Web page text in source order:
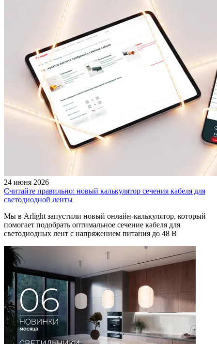
24 июня 2026
Считайте правильно: новый калькулятор сечения кабеля для
светодиодной ленты
Мы в Arlight запустили новый онлайн-калькулятор, который
помогает подобрать оптимальное сечение кабеля для
светодиодных лент с напряжением питания до 48 В